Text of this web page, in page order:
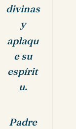
divinas
y
aplaqu
e su
espírit
u.
Padre